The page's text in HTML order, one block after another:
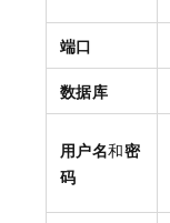
端口
数据库
用户名和密
码